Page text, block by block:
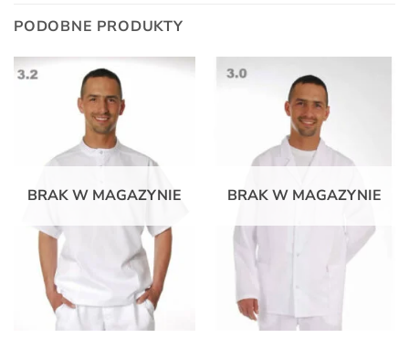
PODOBNE PRODUKTY
BRAK W MAGAZYNIE BRAK W MAGAZYNIE